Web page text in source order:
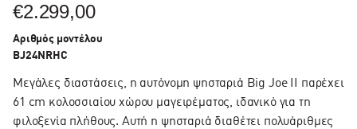
€2.299,00
Αριθμός μοντέλου
BJ24NRHC
Μεγάλες διαστάσεις, η αυτόνομη ψησταριά Big Joe II παρέχει
61 cm κολοσσιαίου χώρου μαγειρέματος, ιδανικό για τη
φιλοξενία πλήθους. Αυτή η ψησταριά διαθέτει πολυάριθμες